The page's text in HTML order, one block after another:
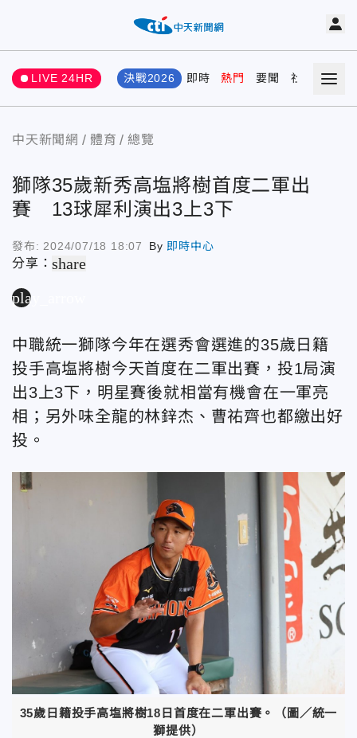
LIVE 24HR 決戰2026 即時 熱門 要聞 社會 娛樂
中天新聞網 體育 總覽
獅隊35歲新秀高塩將樹首度二軍出
賽 13球犀利演出3上3下
發布: 2024/07/18 18:07 By 即時中心
分享：share
play_arrow
中職統一獅隊今年在選秀會選進的35歲日籍
投手高塩將樹今天首度在二軍出賽，投1局演
出3上3下，明星賽後就相當有機會在一軍亮
相；另外味全龍的林鋅杰、曹祐齊也都繳出好
投。
35歲日籍投手高塩將樹18日首度在二軍出賽。（圖／統一
獅提供）